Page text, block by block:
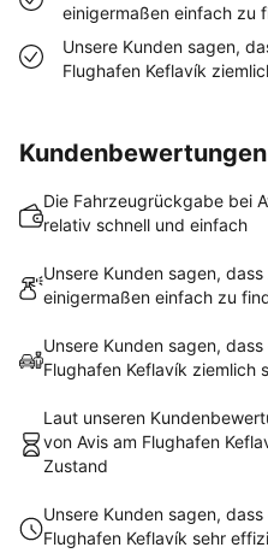
einigermaßen einfach zu
Unsere Kunden sagen,
Flughafen Keflavík
Kundenbewertungen
Die Fahrzeugrückgabe bei
relativ schnell und einfach
Unsere Kunden sagen,
einigermaßen einfach zu
Unsere Kunden sagen,
Flughafen Keflavík ziemlich
Laut unseren
von Avis am Flughafen
Zustand
Unsere Kunden sagen,
Flughafen Keflavík sehr